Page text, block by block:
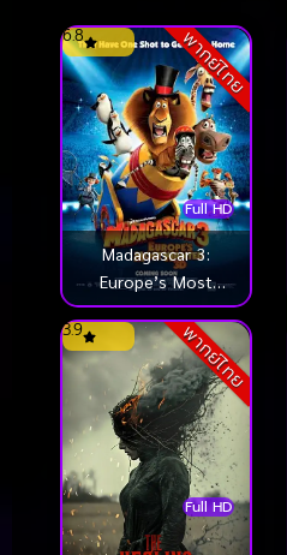
พากย์ไทย
Full HD
6.8
Madagascar 3:
Europe’s Most
Wanted (2012)
มาดากัสการ์ 3 ข้ามป่า
ไปซ่ายุโรปพากย์ไทย
Full HD
3.9